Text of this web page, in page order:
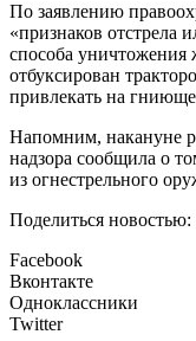
По заявлению
«признаков отстрела
способа
отбуксирован
привлекать на
Напомним, накануне
надзора сообщила о
из огнестрельного
Поделиться новостью:
Facebook
Вконтакте
Одноклассники
Twitter